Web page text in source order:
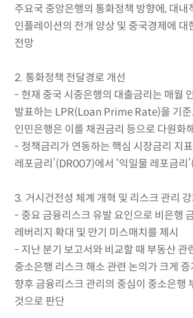
주요국 중앙은행의 통화정책 방향에, 대내
인플레이션의 전개 양상 및 중국경제에 대
전망
2. 통화정책 전달경로 개선
- 현재 중국 시중은행의 대출금리는 매월
발표하는 LPR(Loan Prime Rate)을 기준
인민은행은 이를 채권금리 등으로 다원화
- 정책금리가 연동하는 핵심 시장금리 지
레포금리’(DR007)에서 ‘익일물 레포금리
3. 거시건전성 체계 개혁 및 리스크 관리
- 중요 금융리스크 유발 요인으로 비은행
레버리지 확대 및 만기 미스매치를 제시
- 지난 분기 보고서와 비교할 때 부동산 관
중소은행 리스크 해소 관련 논의가 크게
향후 금융리스크 관리의 중심이 중소은행
것으로 판단